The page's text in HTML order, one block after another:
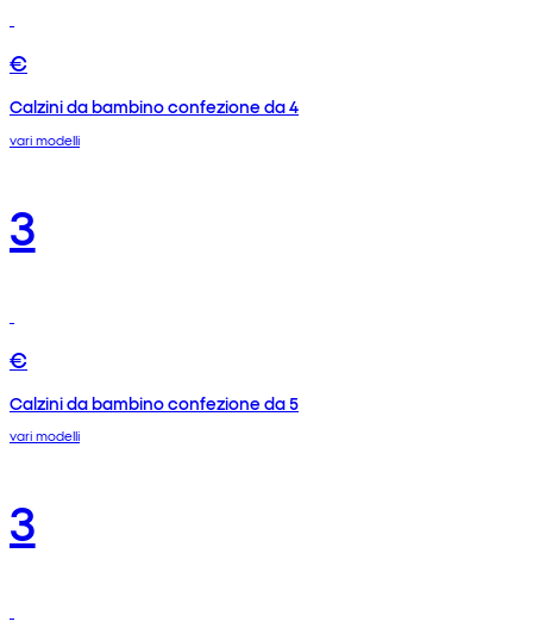
€
Calzini da bambino confezione da 4
vari modelli
3
€
Calzini da bambino confezione da 5
vari modelli
3